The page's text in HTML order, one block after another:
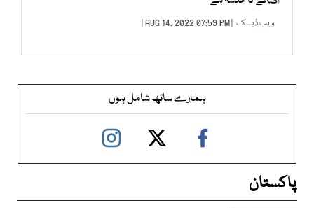
ویب ڈیسک | AUG 14, 2022 07:59 PM |
ہمارے ساتھ شامل ہوں
پاکستان